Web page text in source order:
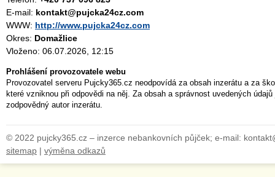
E-mail: kontakt@pujcka24cz.com
WWW: http://www.pujcka24cz.com
Okres: Domažlice
Vloženo: 06.07.2026, 12:15
Prohlášení provozovatele webu
Provozovatel serveru Pujcky365.cz neodpovídá za obsah inzerátu a za
které vzniknou při odpovědi na něj. Za obsah a správnost uvedených
zodpovědný autor inzerátu.
© 2022 pujcky365.cz – inzerce nebankovních půjček; e-mail:
sitemap | výměna odkazů